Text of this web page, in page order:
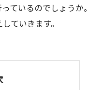
ているのでしょうか。
ていきます。